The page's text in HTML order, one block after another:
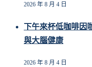
2026 年 8 月 4 日
下午來杯低咖啡因
與大腦健康
2026 年 8 月 4 日